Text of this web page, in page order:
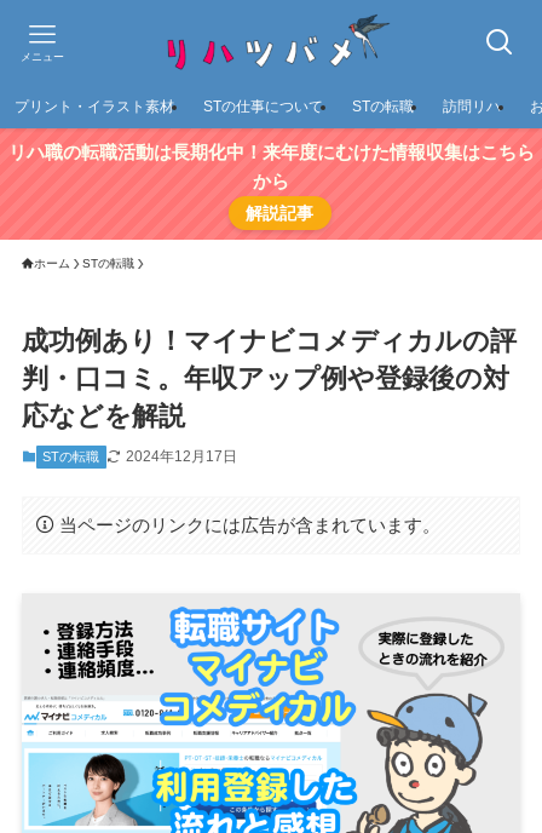
メニュー
プリント・イラスト素材 STの仕事について STの転職 訪問リハ
リハ職の転職活動は長期化中！来年度にむけた情報収集はこちら
から
解説記事
ホーム STの転職
成功例あり！マイナビコメディカルの評
判・口コミ。年収アップ例や登録後の対
応などを解説
STの転職 2024年12月17日
当ページのリンクには広告が含まれています。